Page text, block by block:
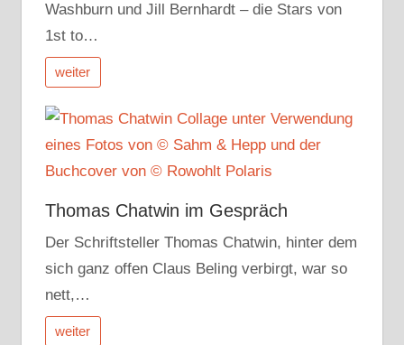
Washburn und Jill Bernhardt – die Stars von
1st to…
weiter
Thomas Chatwin im Gespräch
Der Schriftsteller Thomas Chatwin, hinter dem
sich ganz offen Claus Beling verbirgt, war so
nett,…
weiter